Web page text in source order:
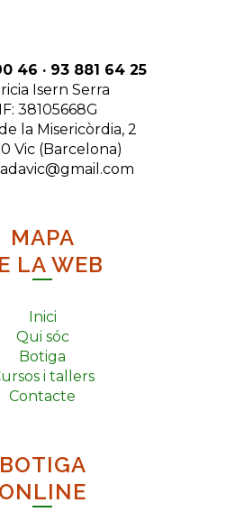
46 · 93 881 64 25
Isern Serra
38105668G
la Misericòrdia, 2
Vic (Barcelona)
MAPA
LA WEB
Inici
Qui sóc
Botiga
i tallers
Contacte
BOTIGA
ONLINE